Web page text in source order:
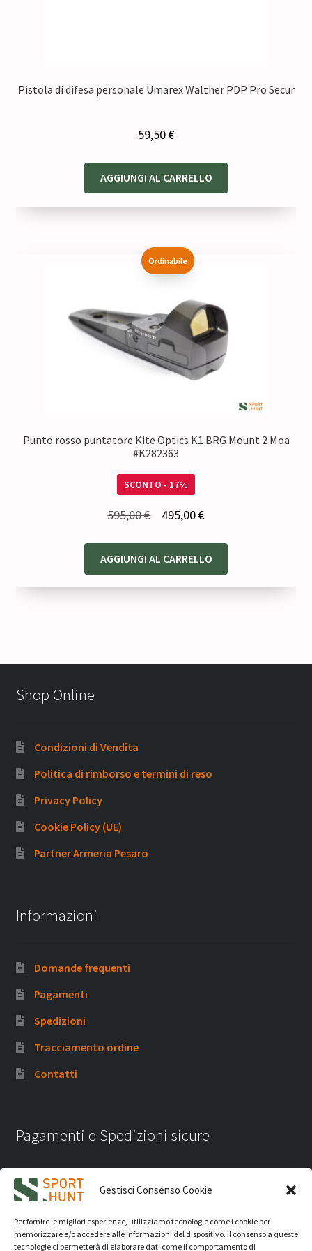
Gestisci Consenso Cookie
Per fornire le migliori esperienze, utilizziamo tecnologie come i cookie per
memorizzare e/o accedere alle informazioni del dispositivo. Il consenso a queste
tecnologie ci permetterà di elaborare dati come il comportamento di
Pistola di difesa personale Umarex Walther PDP Pro Secur
59,50€
AGGIUNGI AL CARRELLO
Ordinabile
Punto rosso puntatore Kite Optics K1 BRG Mount 2 Moa
#K282363
SCONTO - 17%
595,00€
originale
era:
495,00€Il
attuale
è:
AGGIUNGI AL CARRELLO
Shop Online
Condizioni di Vendita
Politica di rimborso e termini di reso
Privacy Policy
Cookie Policy (UE)
Partner Armeria Pesaro
Informazioni
Domande frequenti
Pagamenti
Spedizioni
Tracciamento ordine
Contatti
Pagamenti e Spedizioni sicure